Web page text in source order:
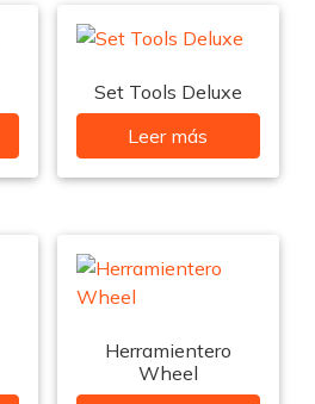
Set Tools Deluxe
Leer más
Herramientero
Wheel